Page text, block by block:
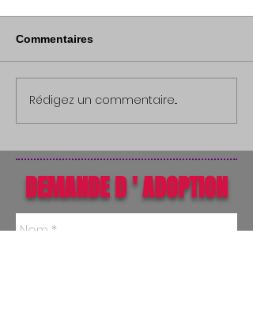
Commentaires
Rédigez un commentaire...
DEMANDE D ' ADOPTION